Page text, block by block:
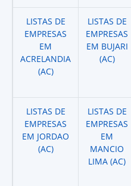
LISTAS DE
EMPRESAS
EM
ACRELANDIA
(AC)
LISTAS DE
EMPRESAS
EM BUJARI
(AC)
LISTAS DE
EMPRESAS
EM JORDAO
(AC)
LISTAS DE
EMPRESAS
EM
MANCIO
LIMA (AC)